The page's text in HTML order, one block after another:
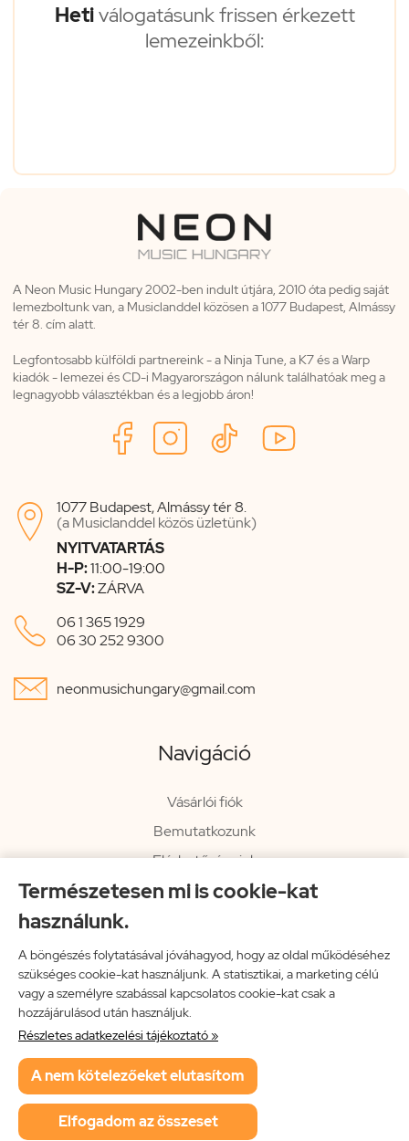
Természetesen mi is cookie-kat
használunk.
A böngészés folytatásával jóváhagyod, hogy az oldal működéséhez
szükséges cookie-kat használjunk. A statisztikai, a marketing célú
vagy a személyre szabással kapcsolatos cookie-kat csak a
hozzájárulásod után használjuk.
Részletes adatkezelési tájékoztató »
A nem kötelezőeket elutasítom
Elfogadom az összeset
Hetiválogatásunk frissen érkezett
lemezeinkből:
A Neon Music Hungary 2002-ben indult útjára, 2010 óta pedig saját
lemezboltunk van, a Musiclanddel közösen a 1077 Budapest, Almássy
tér 8. cím alatt.
Legfontosabb külföldi partnereink - a Ninja Tune, a K7 és a Warp
kiadók - lemezei és CD-i Magyarországon nálunk találhatóak meg a
legnagyobb választékban és a legjobb áron!

1077 Budapest, Almássy tér 8.
(a Musiclanddel közös üzletünk)
NYITVATARTÁS
H-P:11:00-19:00
SZ-V:ZÁRVA
 06 1 365 1929
06 30 252 9300
 neonmusichungary@gmail.com
Navigáció
Vásárlói fiók
Bemutatkozunk
Elérhetőségeink
Hírlevél
Impresszum
Vissza a főoldalra
Neon Music Hungary Bt.
ÁSZF
Adatkezelési tájékoztató